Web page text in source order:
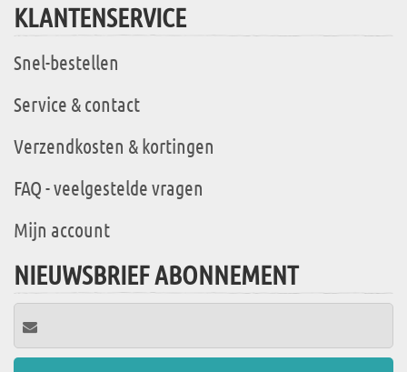
KLANTENSERVICE
Snel-bestellen
Service & contact
Verzendkosten & kortingen
FAQ - veelgestelde vragen
Mijn account
NIEUWSBRIEF ABONNEMENT